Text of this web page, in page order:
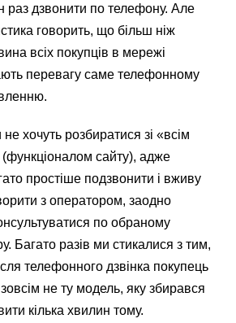
раз дзвонити по телефону. Але
говорить, що більш ніж
всіх покупців в мережі
перевагу саме телефонному
хочуть розбиратися зі «всім
сайту), адже
простіше подзвонити і вживу
з оператором, заодно
по обраному
Багато разів ми стикалися з тим,
телефонного дзвінка покупець
не ту модель, яку збирався
кілька хвилин тому.